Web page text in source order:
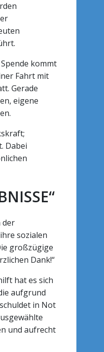
kommt
Fahrt mit
Gerade
eigene
Dabei
der
sozialen
großzügige
Dank!“
hat es sich
aufgrund
in Not
und aufrecht